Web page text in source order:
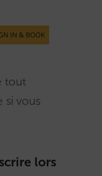
tout
si vous
lors